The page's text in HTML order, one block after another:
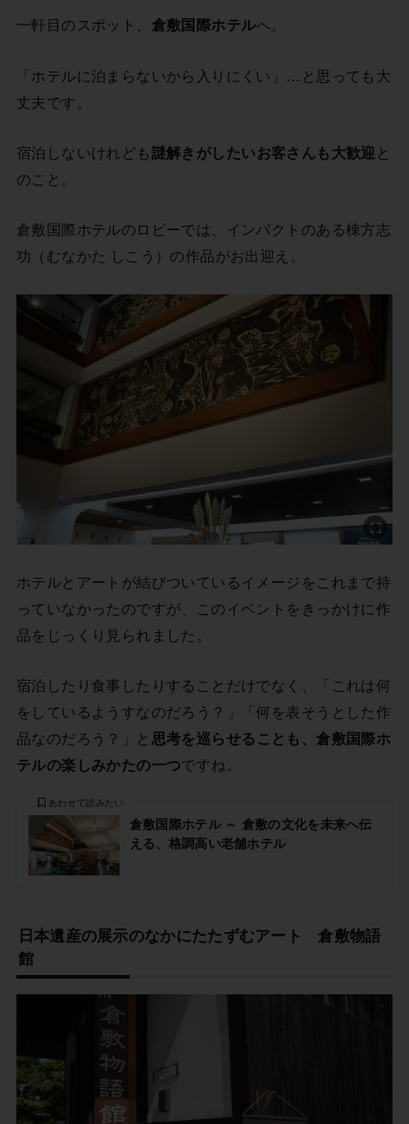
一軒目のスポット、 倉敷国際ホテルへ。
「ホテルに泊まらないから入りにくい」…と思っても大
丈夫です。
宿泊しないけれども 謎解きがしたいお客さんも大歓迎 と
のこと。
倉敷国際ホテルのロビーでは、インパクトのある棟方志
功（むなかた しこう）の作品がお出迎え。
ホテルとアートが結びついているイメージをこれまで持
っていなかったのですが、このイベントをきっかけに作
品をじっくり見られました。
宿泊したり食事したりすることだけでなく、「これは何
をしているようすなのだろう？」「何を表そうとした作
品なのだろう？」と 思考を巡らせることも、倉敷国際ホ
テルの楽しみかたの一つですね。
倉敷国際ホテル ～ 倉敷の文化を未来へ伝
える、格調高い老舗ホテル
あわせて読みたい
日本遺産の展示のなかにたたずむアート 倉敷物語
館